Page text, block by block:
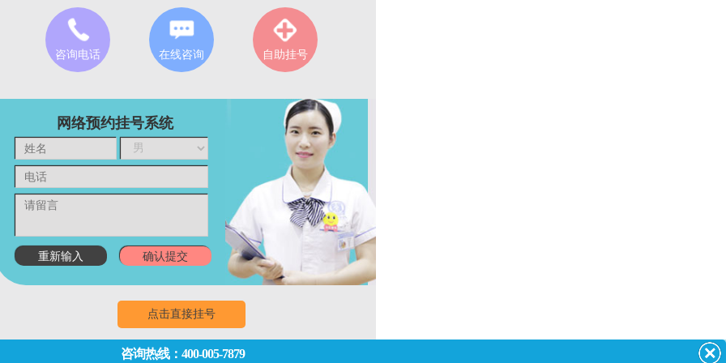
咨询电话 在线咨询 自助挂号
网络预约挂号系统
点击直接挂号
咨询热线：400-005-7879